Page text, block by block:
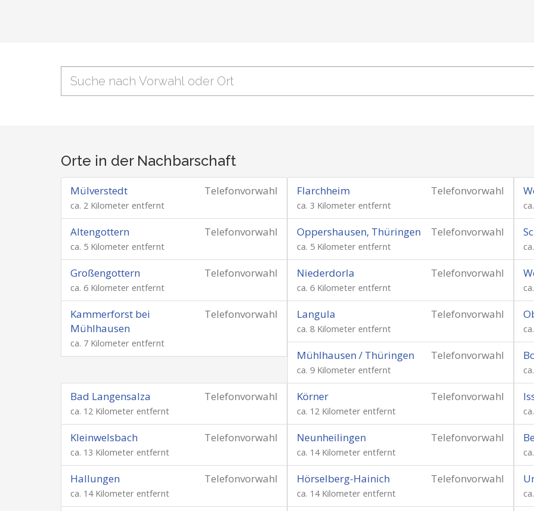
Orte in der Nachbarschaft
Telefonvorwahl
Mülverstedt
ca. 2 Kilometer entfernt
Telefonvorwahl
Flarchheim
ca. 3 Kilometer entfernt
Telefonvorwahl
Altengottern
ca. 5 Kilometer entfernt
Telefonvorwahl
Oppershausen, Thüringen
ca. 5 Kilometer entfernt
Telefonvorwahl
Großengottern
ca. 6 Kilometer entfernt
Telefonvorwahl
Niederdorla
ca. 6 Kilometer entfernt
Telefonvorwahl
Kammerforst bei
Mühlhausen
ca. 7 Kilometer entfernt
Telefonvorwahl
Langula
ca. 8 Kilometer entfernt
Telefonvorwahl
Mühlhausen / Thüringen
ca. 9 Kilometer entfernt
Telefonvorwahl
Bad Langensalza
ca. 12 Kilometer entfernt
Telefonvorwahl
Körner
ca. 12 Kilometer entfernt
Telefonvorwahl
Kleinwelsbach
ca. 13 Kilometer entfernt
Telefonvorwahl
Neunheilingen
ca. 14 Kilometer entfernt
Telefonvorwahl
Hallungen
ca. 14 Kilometer entfernt
Telefonvorwahl
Hörselberg-Hainich
ca. 14 Kilometer entfernt